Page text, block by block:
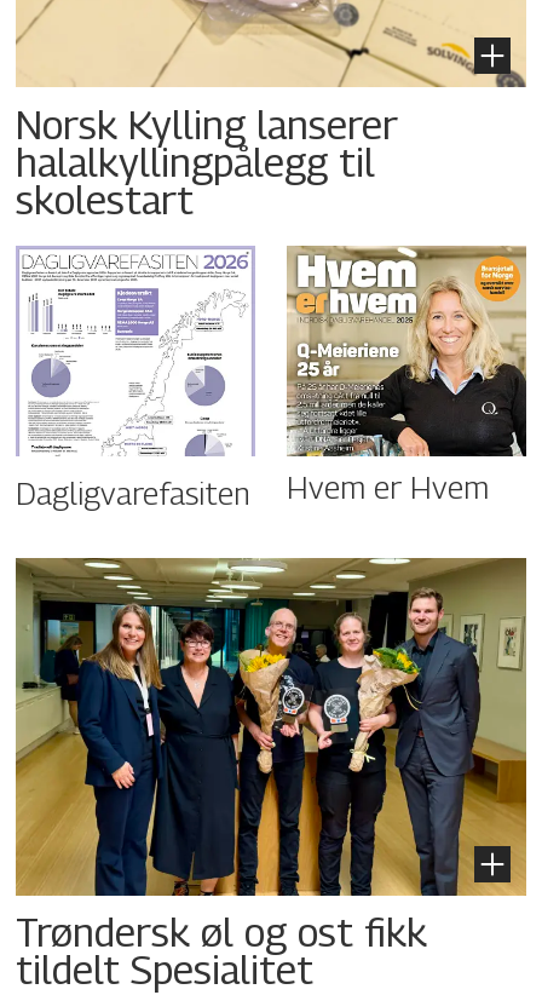
Norsk Kylling lanserer
halalkyllingpålegg til
skolestart
Dagligvarefasiten Hvem er Hvem
Trøndersk øl og ost fikk
tildelt Spesialitet